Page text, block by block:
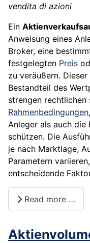
vendita di azioni
Ein
Anweisung eines
Broker, eine
festgelegten Preis
zu veräußern.
Bestandteil des
strengen rechtlichen
Rahmenbedingungen
Anleger als auch
schützen. Die
je nach Marktlage,
Parametern
entscheidende
Read more …